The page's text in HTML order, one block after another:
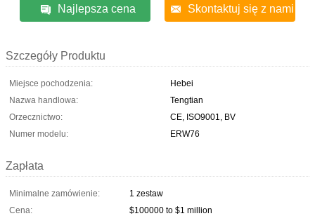
Najlepsza cena Skontaktuj się z nami
Szczegóły Produktu
Miejsce pochodzenia:
Hebei
Nazwa handlowa:
Tengtian
Orzecznictwo:
CE, ISO9001, BV
Numer modelu:
ERW76
Zapłata
Minimalne zamówienie:
1 zestaw
Cena:
$100000 to $1 million